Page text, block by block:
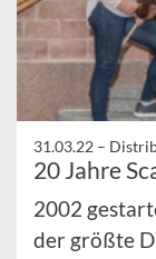
31.03.22 –
20 Jahre
2002
der größte